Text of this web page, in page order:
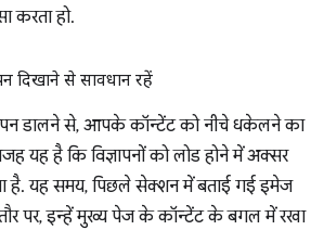
करता हो.
दिखाने से सावधान रहें
डालने से, आपके कॉन्टेंट को नीचे धकेलने का
यह है कि विज्ञापनों को लोड होने में अक्सर
है. यह समय, पिछले सेक्शन में बताई गई इमेज
पर, इन्हें मुख्य पेज के कॉन्टेंट के बगल में रखा